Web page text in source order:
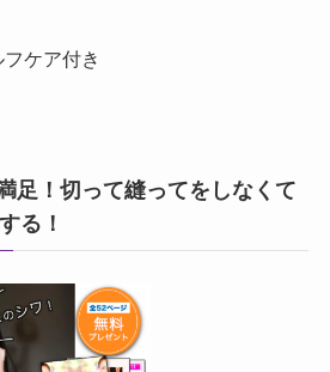
ケア付き
足！切って縫ってをしなくて
る！